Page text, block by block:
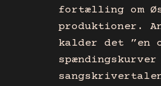
fortælling om
produktioner.
kalder det ”en